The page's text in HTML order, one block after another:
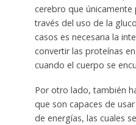
cerebro que únicamente
través del uso de la
casos es necesaria la
convertir las proteínas
cuando el cuerpo se
Por otro lado, también
que son capaces de
de energías, las cuales